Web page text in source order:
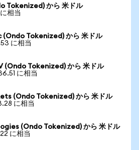
Tokenized) から 米ドル
相当
Tokenized) から 米ドル
に相当
(Ondo Tokenized) から 米ドル
に相当
(Ondo Tokenized) から 米ドル
に相当
(Ondo Tokenized) から 米ドル
に相当